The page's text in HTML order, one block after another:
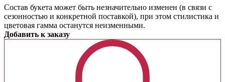
Cостав букета может быть незначительно изменен (в связи с
сезонностью и конкретной поставкой), при этом стилистика и
цветовая гамма останутся неизменными.
Добавить к заказу